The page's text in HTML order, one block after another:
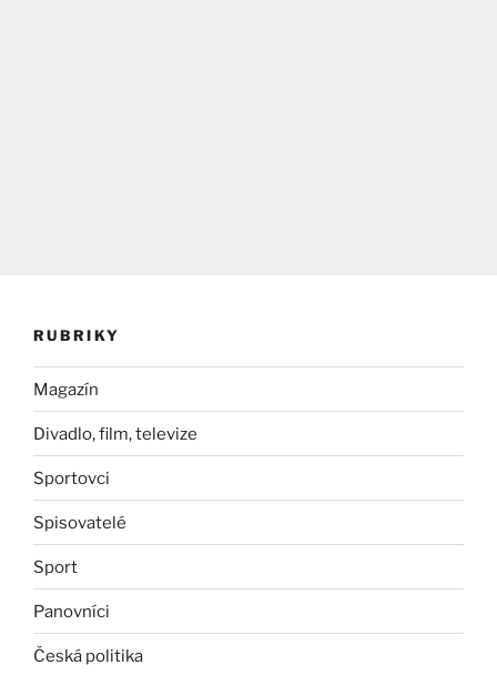
RUBRIKY
Magazín
Divadlo, film, televize
Sportovci
Spisovatelé
Sport
Panovníci
Česká politika